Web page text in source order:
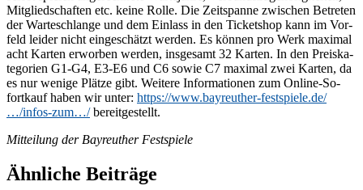
Mit­glied­schaf­ten etc. kei­ne Rol­le. Die Zeit­span­ne zwi­schen Be­tre­ten
der War­te­schlan­ge und dem Ein­lass in den Ti­cket­shop kann im Vor­
feld lei­der nicht ein­ge­schätzt wer­den. Es kön­nen pro Werk ma­xi­mal
acht Kar­ten er­wor­ben wer­den, ins­ge­samt 32 Kar­ten. In den Preis­ka­
te­go­rien G1-G4, E3-E6 und C6 so­wie C7 ma­xi­mal zwei Kar­ten, da
es nur we­ni­ge Plät­ze gibt. Wei­te­re In­for­ma­tio­nen zum On­line-So­
fort­kauf ha­ben wir un­ter: https://www.bayreuther-festspiele.de/
…/infos-zum…/bereitgestellt.
Mit­tei­lung der Bay­reu­ther Festspiele
Ähnliche Beiträge